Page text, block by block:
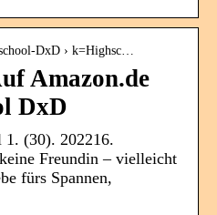
DxD › k=Highsc…
Amazon.de
DxD
(30). 202216.
Freundin – vielleicht
fürs Spannen,